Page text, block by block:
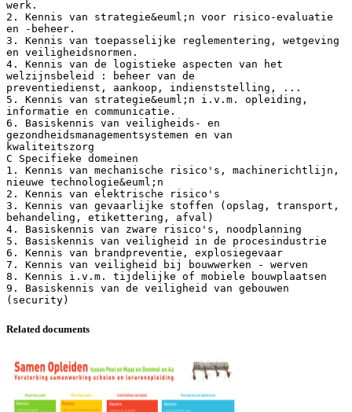
werk.
2. Kennis van strategie&euml;n voor risico-evaluatie
en -beheer.
3. Kennis van toepasselijke reglementering, wetgeving
en veiligheidsnormen.
4. Kennis van de logistieke aspecten van het
welzijnsbeleid : beheer van de
preventiedienst, aankoop, indienststelling, ...
5. Kennis van strategie&euml;n i.v.m. opleiding,
informatie en communicatie.
6. Basiskennis van veiligheids- en
gezondheidsmanagementsystemen en van
kwaliteitszorg
C Specifieke domeinen
1. Kennis van mechanische risico's, machinerichtlijn,
nieuwe technologie&euml;n
2. Kennis van elektrische risico's
3. Kennis van gevaarlijke stoffen (opslag, transport,
behandeling, etikettering, afval)
4. Basiskennis van zware risico's, noodplanning
5. Basiskennis van veiligheid in de procesindustrie
6. Kennis van brandpreventie, explosiegevaar
7. Kennis van veiligheid bij bouwwerken - werven
8. Kennis i.v.m. tijdelijke of mobiele bouwplaatsen
9. Basiskennis van de veiligheid van gebouwen
Related documents